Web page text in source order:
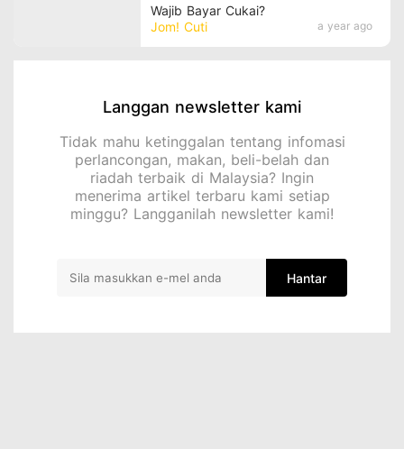
Jom! Cuti a year ago
Wajib Bayar Cukai?
Langgan newsletter kami
Tidak mahu ketinggalan tentang infomasi
perlancongan, makan, beli-belah dan
riadah terbaik di Malaysia? Ingin
menerima artikel terbaru kami setiap
minggu? Langganilah newsletter kami!
Hantar